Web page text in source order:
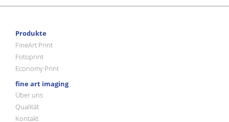
Produkte
FineArt Print
Fotoprint
Economy Print
fine art imaging
Über uns
Qualität
Kontakt